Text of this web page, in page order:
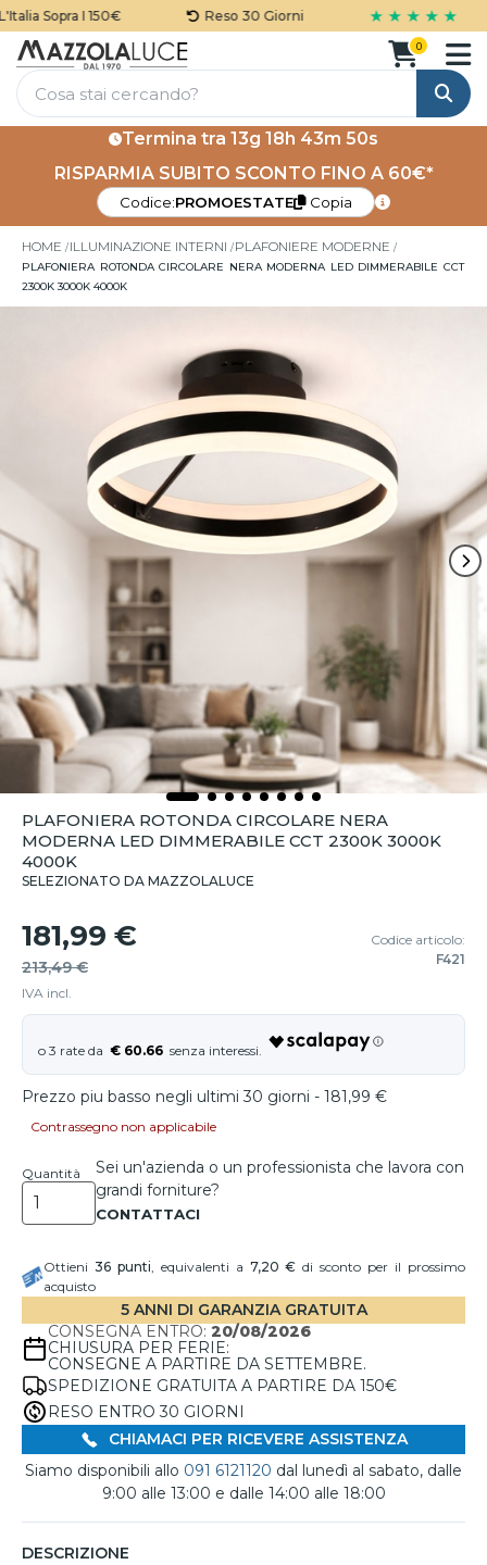
Sopra I 150€ Reso 30 Giorni ★ ★ ★ ★ ★
Cerca
0
Termina tra 13g 18h 43m 49s
RISPARMIA SUBITO SCONTO FINO A 60€*
Codice:PROMOESTATE Copia
HOME ILLUMINAZIONE INTERNI PLAFONIERE MODERNE
PLAFONIERA ROTONDA CIRCOLARE NERA MODERNA LED DIMMERABILE CCT
2300K 3000K 4000K
PLAFONIERA ROTONDA CIRCOLARE NERA
MODERNA LED DIMMERABILE CCT 2300K 3000K
4000K
SELEZIONATO DA MAZZOLALUCE
181,99 €
213,49 €
IVA incl.
Codice articolo:
F421
€ 60.66
Prezzo piu basso negli ultimi 30 giorni - 181,99 €
Contrassegno non applicabile
Quantità
Sei un'azienda o un professionista che lavora con
grandi forniture?
Ottieni 36punti, equivalenti a 7,20 € di sconto per il prossimo
acquisto
5 ANNI DI GARANZIA GRATUITA
CONSEGNA ENTRO: 20/08/2026
CHIUSURA PER FERIE:
CONSEGNE A PARTIRE DA SETTEMBRE.
SPEDIZIONE GRATUITA A PARTIRE DA 150€
RESO ENTRO 30 GIORNI
CHIAMACI PER RICEVERE ASSISTENZA
Siamo disponibili allo 091 6121120 dal lunedì al sabato, dalle
9:00 alle 13:00 e dalle 14:00 alle 18:00
DESCRIZIONE